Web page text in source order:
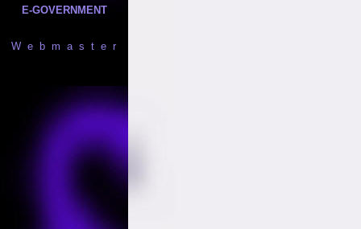
E-GOVERNMENT
W e b m a s t e r